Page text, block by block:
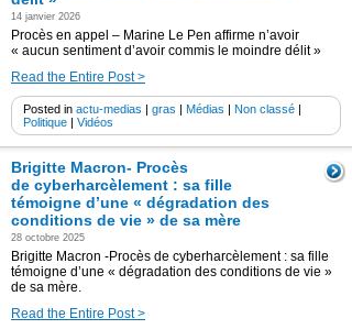
14 janvier 2026
Procès en appel – Marine Le Pen affirme n’avoir
« aucun sentiment d’avoir commis le moindre délit »
Read the Entire Post >
Posted in actu-medias | gras | Médias | Non classé |
Politique | Vidéos
Brigitte Macron- Procès
de cyberharcèlement : sa fille
témoigne d’une « dégradation des
conditions de vie » de sa mère
28 octobre 2025
Brigitte Macron -Procès de cyberharcèlement : sa fille
témoigne d’une « dégradation des conditions de vie »
de sa mère.
Read the Entire Post >